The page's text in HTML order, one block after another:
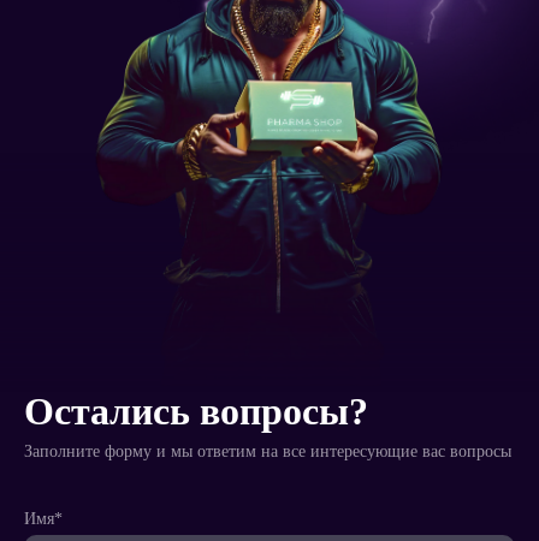
Остались вопросы?
Заполните форму и мы ответим на все интересующие вас вопросы
Имя*